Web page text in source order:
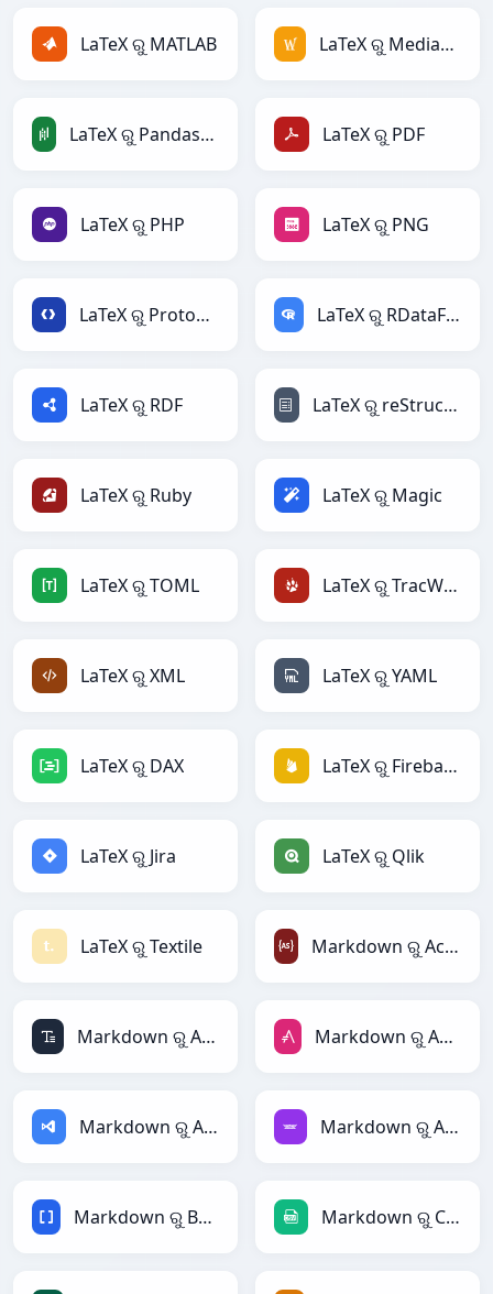
LaTeX ରୁ MATLAB LaTeX ରୁ MediaWiki
LaTeX ରୁ PandasDataFrame LaTeX ରୁ PDF
LaTeX ରୁ PHP LaTeX ରୁ PNG
LaTeX ରୁ Protobuf LaTeX ରୁ RDataFrame
LaTeX ରୁ RDF LaTeX ରୁ reStructuredText
LaTeX ରୁ Ruby LaTeX ରୁ Magic
LaTeX ରୁ TOML LaTeX ରୁ TracWiki
LaTeX ରୁ XML LaTeX ରୁ YAML
LaTeX ରୁ DAX LaTeX ରୁ Firebase
LaTeX ରୁ Jira LaTeX ରୁ Qlik
LaTeX ରୁ Textile Markdown ରୁ ActionScript
Markdown ରୁ ASCII Markdown ରୁ AsciiDoc
Markdown ରୁ ASP Markdown ରୁ Avro
Markdown ରୁ BBCode Markdown ରୁ CSV